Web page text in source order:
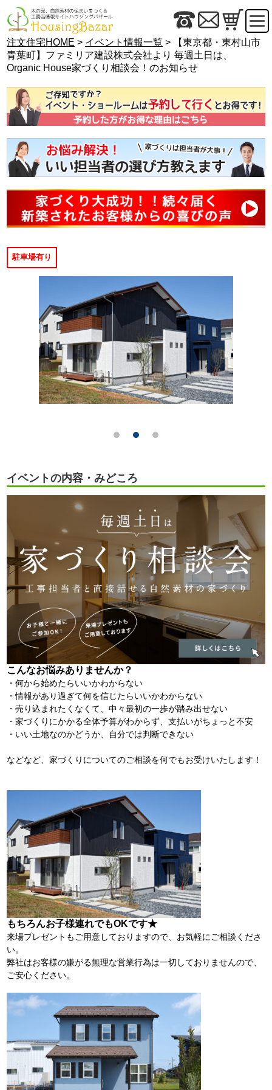
注文住宅HOME > イベント情報一覧 > 【東京都・東村山市
青葉町】ファミリア建設株式会社より 毎週土日は、
Organic House家づくり相談会！のお知らせ
駐車場有り
イベントの内容・みどころ
こんなお悩みありませんか？
・何から始めたらいいかわからない
・情報があり過ぎて何を信じたらいいかわからない
・売り込まれたくなくて、中々最初の一歩が踏み出せない
・家づくりにかかる全体予算がわからず、支払いがちょっと不安
・いい土地なのかどうか、自分では判断できない
などなど、家づくりについてのご相談を何でもお受けいたします！
もちろんお子様連れでもOKです★
来場プレゼントもご用意しておりますので、お気軽にご相談くださ
い。
弊社はお客様の嫌がる無理な営業行為は一切しておりませんので、
ご安心ください。